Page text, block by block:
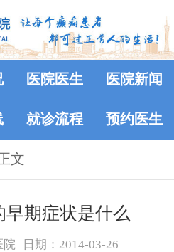
医院医生 医院新闻
就诊流程 预约医生
文
早期症状是什么
院 日期：2014-03-26